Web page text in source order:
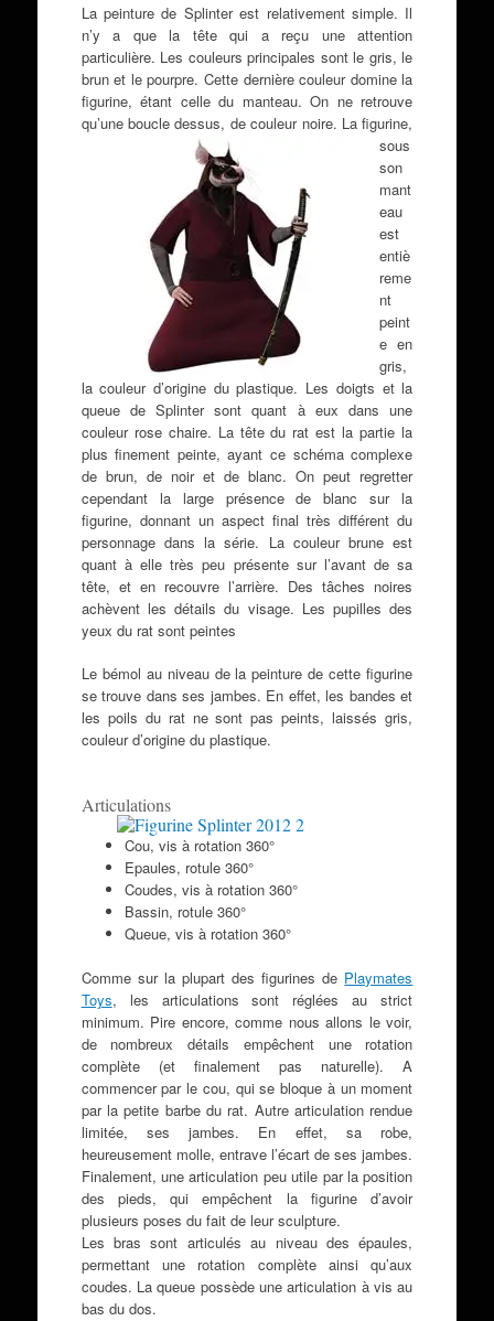
La peinture de Splinter est relativement simple. Il
n’y a que la tête qui a reçu une attention
particulière. Les couleurs principales sont le gris, le
brun et le pourpre. Cette dernière couleur domine la
figurine, étant celle du manteau. On ne retrouve
qu’une boucle dessus, de couleur noire. La figurine,
sous
son
mant
eau
est
entiè
reme
nt
peint
e en
gris,
la couleur d’origine du plastique. Les doigts et la
queue de Splinter sont quant à eux dans une
couleur rose chaire. La tête du rat est la partie la
plus finement peinte, ayant ce schéma complexe
de brun, de noir et de blanc. On peut regretter
cependant la large présence de blanc sur la
figurine, donnant un aspect final très différent du
personnage dans la série. La couleur brune est
quant à elle très peu présente sur l’avant de sa
tête, et en recouvre l’arrière. Des tâches noires
achèvent les détails du visage. Les pupilles des
yeux du rat sont peintes
Le bémol au niveau de la peinture de cette figurine
se trouve dans ses jambes. En effet, les bandes et
les poils du rat ne sont pas peints, laissés gris,
couleur d’origine du plastique.
Articulations
Cou, vis à rotation 360°
Epaules, rotule 360°
Coudes, vis à rotation 360°
Bassin, rotule 360°
Queue, vis à rotation 360°
Comme sur la plupart des figurines de Playmates
Toys, les articulations sont réglées au strict
minimum. Pire encore, comme nous allons le voir,
de nombreux détails empêchent une rotation
complète (et finalement pas naturelle). A
commencer par le cou, qui se bloque à un moment
par la petite barbe du rat. Autre articulation rendue
limitée, ses jambes. En effet, sa robe,
heureusement molle, entrave l’écart de ses jambes.
Finalement, une articulation peu utile par la position
des pieds, qui empêchent la figurine d’avoir
plusieurs poses du fait de leur sculpture.
Les bras sont articulés au niveau des épaules,
permettant une rotation complète ainsi qu’aux
coudes. La queue possède une articulation à vis au
bas du dos.